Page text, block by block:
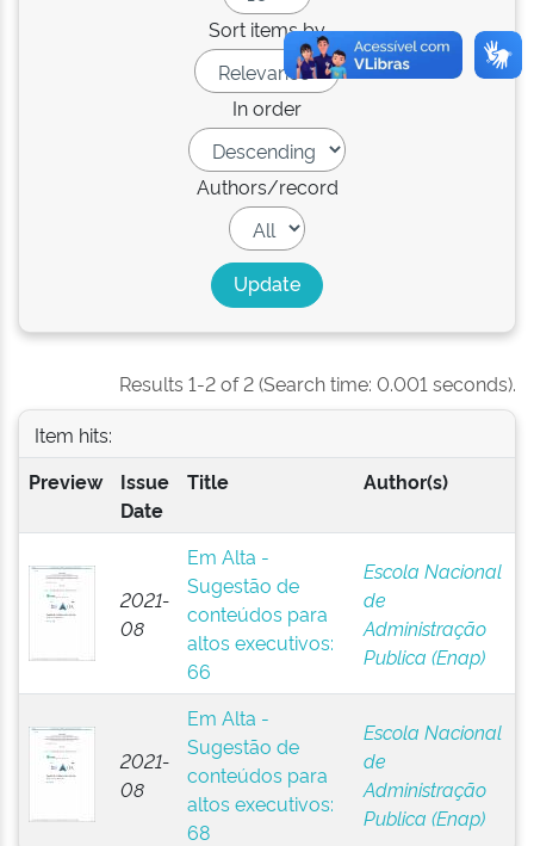
Sort items by
In order
Authors/record
Results 1-2 of 2 (Search time: 0.001 seconds).
Item hits:
Preview
Issue
Date
Title Author(s)
2021-
08
Em Alta -
Sugestão de
conteúdos para
altos executivos:
66
Escola Nacional
de
Administração
Publica (Enap)
2021-
08
Em Alta -
Sugestão de
conteúdos para
altos executivos:
68
Escola Nacional
de
Administração
Publica (Enap)